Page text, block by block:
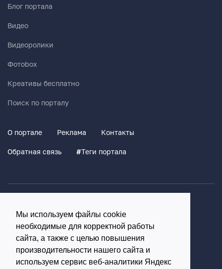
Мы используем файлы cookie
необходимые для корректной работы
сайта, а также с целью повышения
производительности нашего сайта и
используем сервис веб-аналитики Яндекс
Блог портала
Видео
Видеоролики
Фотоbox
Креативы бесплатно
Поиск по порталу
О портале Реклама Контакты
Обратная связь #Теги портала
Согласие на обработку персональных данных
16+
© Использование материалов возможно только с